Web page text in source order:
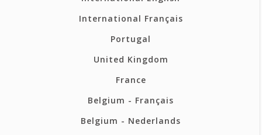
International Français
Portugal
United Kingdom
France
Belgium - Français
Belgium - Nederlands